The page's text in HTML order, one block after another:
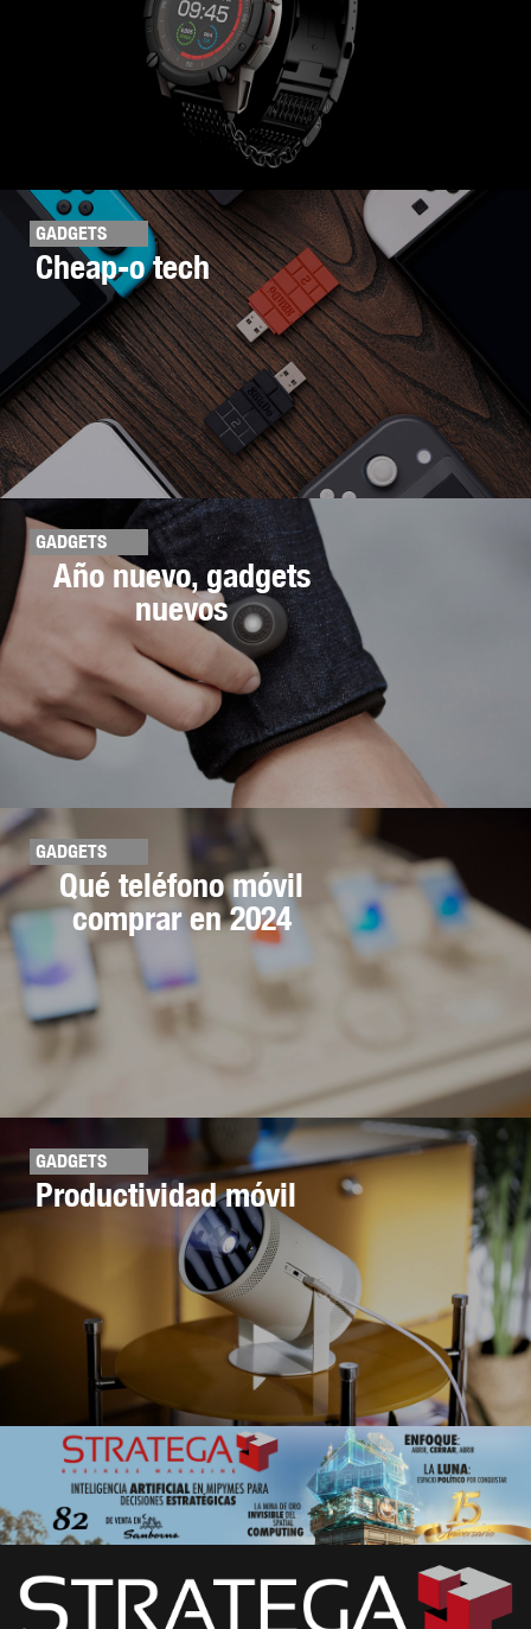
GADGETS
Cheap-o tech
GADGETS
Año nuevo, gadgets
nuevos
GADGETS
Qué teléfono móvil
comprar en 2024
GADGETS
Productividad móvil